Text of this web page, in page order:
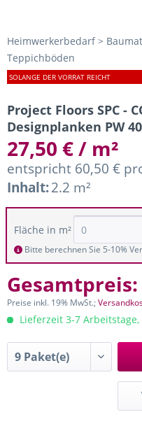
Heimwerkerbedarf >
Teppichböden
SOLANGE DER VORRAT REICHT
Project Floors SPC -
Designplanken PW
27,50 € / m²
entspricht 60,50 €
Inhalt:2.2 m²
Fläche in m²
Bitte berechnen Sie 5-10%
Gesamtpreis:
Preise inkl. 19% MwSt.;
Lieferzeit 3-7